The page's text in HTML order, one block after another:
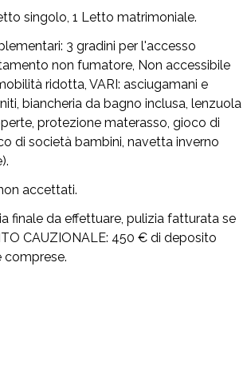
singolo, 1 Letto matrimoniale.
3 gradini per l'accesso
non fumatore, Non accessibile
ridotta, VARI: asciugamani e
biancheria da bagno inclusa, lenzuola
protezione materasso, gioco di
di società bambini, navetta inverno
accettati.
finale da effettuare, pulizia fatturata se
CAUZIONALE: 450 € di deposito
comprese.